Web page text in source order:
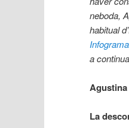
neboda,
habitual
Infograma
a
La